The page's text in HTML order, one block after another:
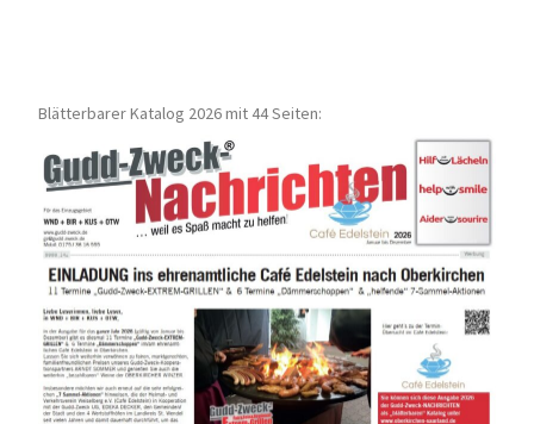
Blätterbarer Katalog 2026 mit 44 Seiten: